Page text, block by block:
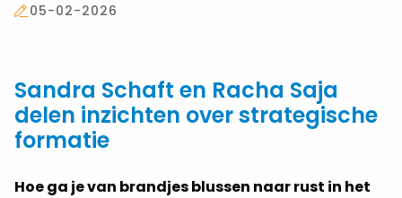
05-02-2026
Sandra Schaft en Racha Saja
delen inzichten over strategische
formatie
Hoe ga je van brandjes blussen naar rust in het